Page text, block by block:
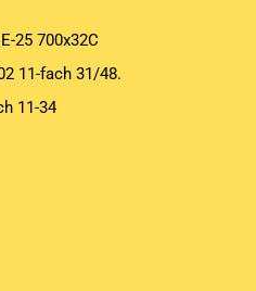
25 700x32C
11-fach 31/48.
11-34